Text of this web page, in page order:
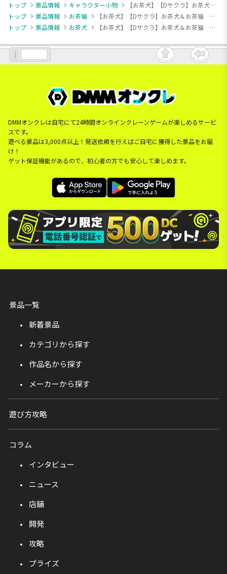
トップ 景品情報 キャラクター小物
【お茶犬】【Dサクラ】お茶犬＆お茶猫 マスコットバッジ（EX）
トップ
景品情報 お茶猫
【お茶犬】【Dサクラ】お茶犬＆お茶猫 マスコットバッジ（EX）
トップ
景品情報 お茶犬 【お茶犬】【Dサクラ】お茶犬＆お茶猫 マスコットバッジ（EX）
DMMオンクレは自宅にて24時間オンラインクレーンゲームが楽しめるサービ
スです。
遊べる景品は3,000点以上！発送依頼を行えばご自宅に獲得した景品をお届
け！
ゲット保証機能があるので、初心者の方でも安心して楽しめます。
景品一覧
新着景品
カテゴリから探す
作品名から探す
メーカーから探す
遊び方攻略
コラム
インタビュー
ニュース
店舗
開発
攻略
プライズ